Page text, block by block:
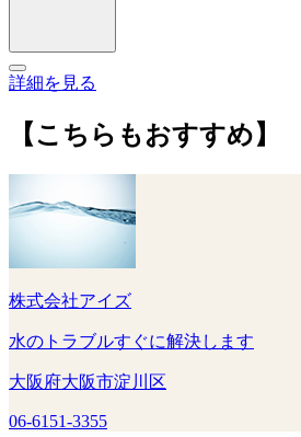
詳細を見る
【こちらもおすすめ】
株式会社アイズ
水のトラブルすぐに解決します
大阪府大阪市淀川区
06-6151-3355